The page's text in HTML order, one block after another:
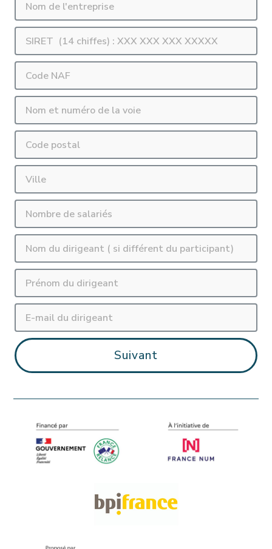
Suivant